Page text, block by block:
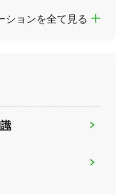
ションを全て見る